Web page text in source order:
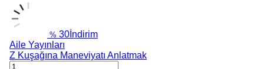
% 30 İndirim
Aile Yayınları
Z Kuşağına Maneviyatı Anlatmak